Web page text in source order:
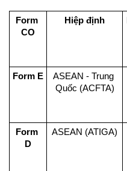
Form
CO
Hiệp định
Form E
ASEAN - Trung
Quốc (ACFTA)
Form
D
ASEAN (ATIGA)